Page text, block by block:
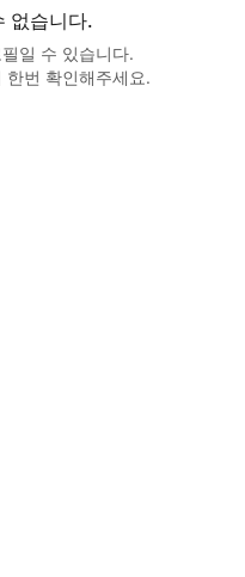
없습니다.
일 수 있습니다.
한번 확인해주세요.